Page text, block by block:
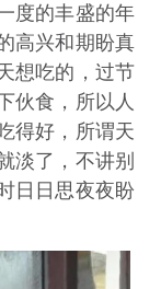
度的丰盛的年
高兴和期盼真
想吃的，过节
伙食，所以人
得好，所谓天
淡了，不讲别
日日思夜夜盼